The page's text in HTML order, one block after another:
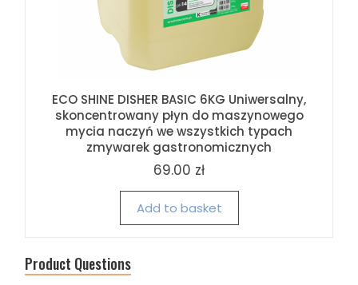
ECO SHINE DISHER BASIC 6KG Uniwersalny,
skoncentrowany płyn do maszynowego
mycia naczyń we wszystkich typach
zmywarek gastronomicznych
69.00 zł
Add to basket
Product Questions